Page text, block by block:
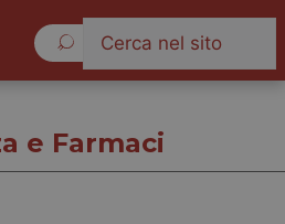
e Farmaci